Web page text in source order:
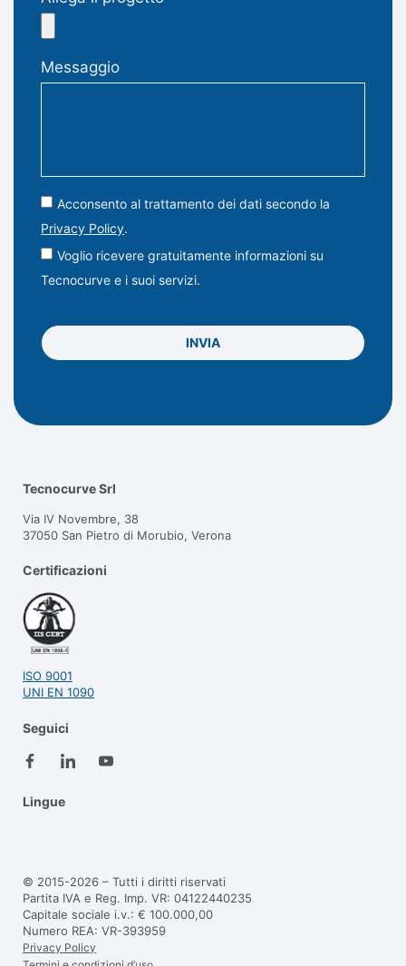
Messaggio
Acconsento al trattamento dei dati secondo la
Privacy Policy
Voglio ricevere gratuitamente informazioni su
Tecnocurve e i suoi servizi.
INVIA
Tecnocurve Srl
Via IV Novembre, 38
37050 San Pietro di Morubio, Verona
Certificazioni
ISO 9001
UNI EN 1090
Seguici
Lingue
© 2015-2026 – Tutti i diritti riservati
Partita IVA e Reg. Imp. VR: 04122440235
Capitale sociale i.v.: € 100.000,00
Numero REA: VR-393959
Privacy Policy